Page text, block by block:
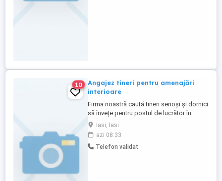
10
Angajez tineri pentru amenajări
interioare
Firma noastră caută tineri serioși și dornici
să învețe pentru postul de lucrător în
amenajări interioare. seriozitate și
punctualitate; dorință de muncă și de
învățare; spirit de echipă; vârsta minimă:
18 ani. maxim 35 ani
Iasi, Iasi
azi 08:33
Telefon validat